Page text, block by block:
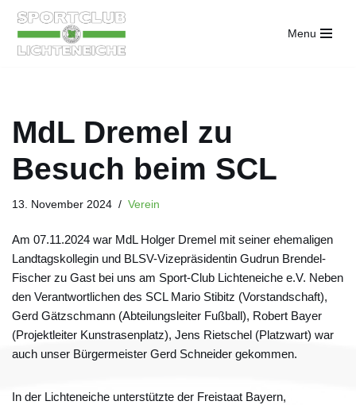
Zum
Menu
MdL Dremel zu
Besuch beim SCL
13. November 2024 Verein
Am 07.11.2024 war MdL Holger Dremel mit seiner ehemaligen
Landtagskollegin und BLSV-Vizepräsidentin Gudrun Brendel-
Fischer zu Gast bei uns am Sport-Club Lichteneiche e.V. Neben
den Verantwortlichen des SCL Mario Stibitz (Vorstandschaft),
Gerd Gätzschmann (Abteilungsleiter Fußball), Robert Bayer
(Projektleiter Kunstrasenplatz), Jens Rietschel (Platzwart) war
auch unser Bürgermeister Gerd Schneider gekommen.
In der Lichteneiche unterstützte der Freistaat Bayern,